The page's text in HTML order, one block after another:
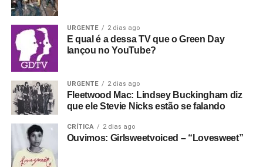
URGENTE 2 dias ago
E qual é a dessa TV que o Green Day
lançou no YouTube?
URGENTE 2 dias ago
Fleetwood Mac: Lindsey Buckingham diz
que ele Stevie Nicks estão se falando
CRÍTICA 2 dias ago
Ouvimos: Girlsweetvoiced – “Lovesweet”